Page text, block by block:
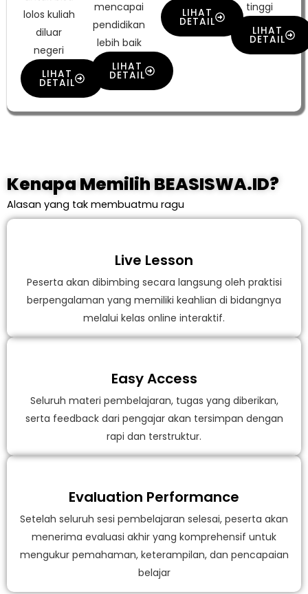
lolos kuliah
diluar
negeri
LIHAT
DETAIL
mencapai
pendidikan
lebih baik
LIHAT
DETAIL
LIHAT
DETAIL
tinggi
LIHAT
DETAIL
Kenapa Memilih BEASISWA.ID?
Alasan yang tak membuatmu ragu
Live Lesson
Peserta akan dibimbing secara langsung oleh praktisi
berpengalaman yang memiliki keahlian di bidangnya
melalui kelas online interaktif.
Easy Access
Seluruh materi pembelajaran, tugas yang diberikan,
serta feedback dari pengajar akan tersimpan dengan
rapi dan terstruktur.
Evaluation Performance
Setelah seluruh sesi pembelajaran selesai, peserta akan
menerima evaluasi akhir yang komprehensif untuk
mengukur pemahaman, keterampilan, dan pencapaian
belajar